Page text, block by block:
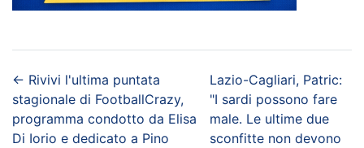
← Rivivi l'ultima puntata
stagionale di FootballCrazy,
programma condotto da Elisa
Di Iorio e dedicato a Pino
Lazio-Cagliari, Patric:
"I sardi possono fare
male. Le ultime due
sconfitte non devono